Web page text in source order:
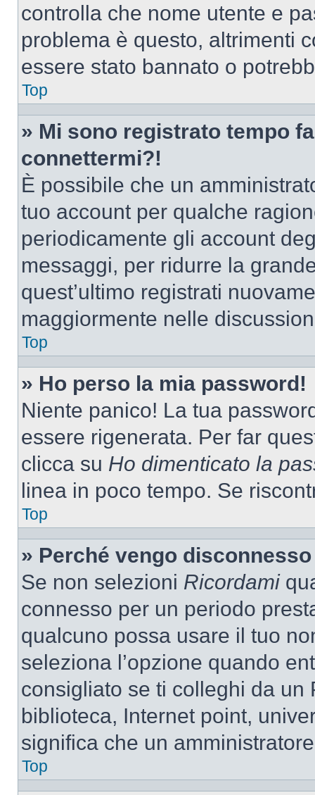
controlla che nome utente e
problema è questo, altrimenti
essere stato bannato o
Top
» Mi sono registrato tempo
connettermi?!
È possibile che un
tuo account per qualche
periodicamente gli account
messaggi, per ridurre la
quest’ultimo registrati
maggiormente nelle
Top
» Ho perso la mia password!
Niente panico! La tua
essere rigenerata. Per far
clicca su Ho dimenticato la
linea in poco tempo. Se
Top
» Perché vengo
Se non selezioni Ricordami
connesso per un periodo
qualcuno possa usare il tuo
seleziona l’opzione quando
consigliato se ti colleghi da un
biblioteca, Internet point,
significa che un
Top